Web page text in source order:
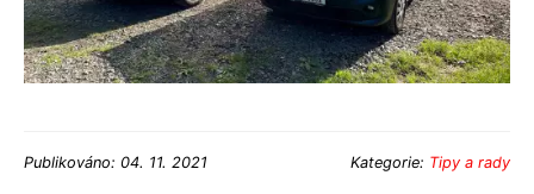
Publikováno: 04. 11. 2021 Kategorie: Tipy a rady